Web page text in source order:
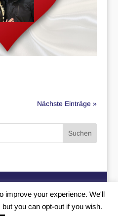
Nächste Einträge »
Impressum
| Erstellt vonMIU24®
improve your experience. We'll
you can opt-out if you wish.